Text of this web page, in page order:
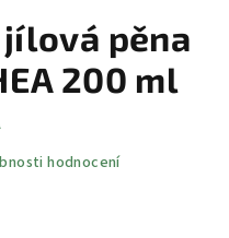
pěna
200 ml
hodnocení